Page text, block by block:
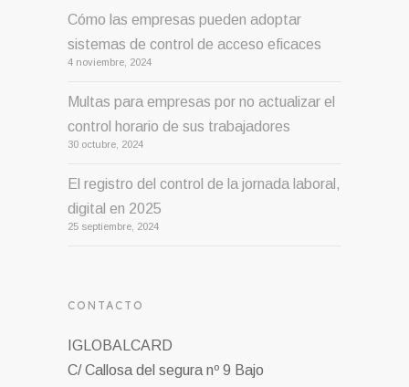
Cómo las empresas pueden adoptar
sistemas de control de acceso eficaces
4 noviembre, 2024
Multas para empresas por no actualizar el
control horario de sus trabajadores
30 octubre, 2024
El registro del control de la jornada laboral,
digital en 2025
25 septiembre, 2024
CONTACTO
IGLOBALCARD
C/ Callosa del segura nº 9 Bajo